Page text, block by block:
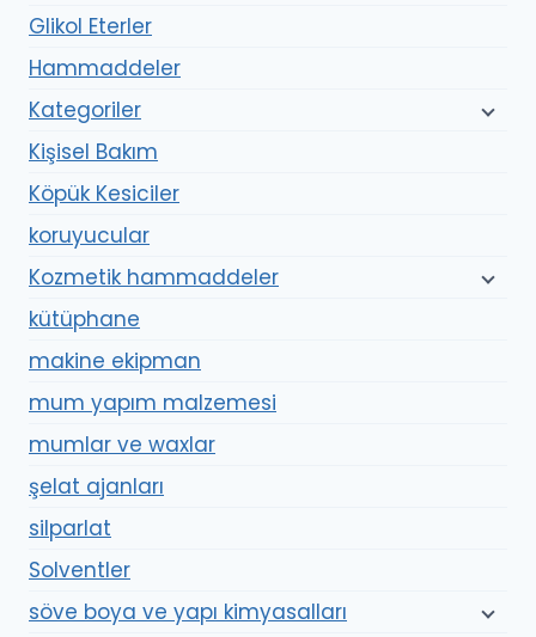
Glikol Eterler
Hammaddeler
Kategoriler
Kişisel Bakım
Köpük Kesiciler
koruyucular
Kozmetik hammaddeler
kütüphane
makine ekipman
mum yapım malzemesi
mumlar ve waxlar
şelat ajanları
silparlat
Solventler
söve boya ve yapı kimyasalları